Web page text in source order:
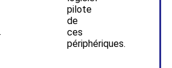
pilote
de
ces
périphériques.